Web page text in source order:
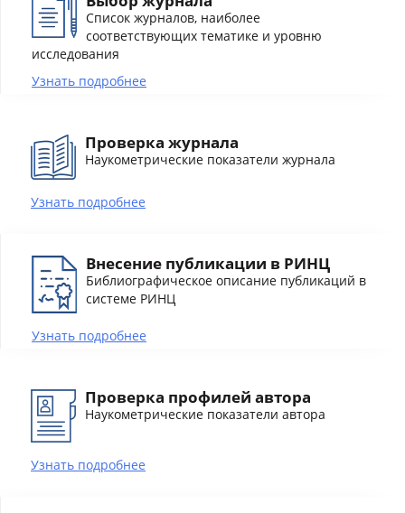
Список журналов, наиболее
соответствующих тематике и уровню
исследования
Узнать подробнее
Проверка журнала
Наукометрические показатели журнала
Узнать подробнее
Внесение публикации в РИНЦ
Библиографическое описание публикаций в
системе РИНЦ
Узнать подробнее
Проверка профилей автора
Наукометрические показатели автора
Узнать подробнее